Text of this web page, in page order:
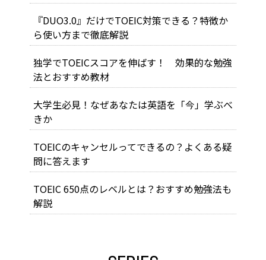
『DUO3.0』だけでTOEIC対策できる？特徴か
ら使い方まで徹底解説
独学でTOEICスコアを伸ばす！ 効果的な勉強
法とおすすめ教材
大学生必見！なぜあなたは英語を「今」学ぶべ
きか
TOEICのキャンセルってできるの？よくある疑
問に答えます
TOEIC 650点のレベルとは？おすすめ勉強法も
解説